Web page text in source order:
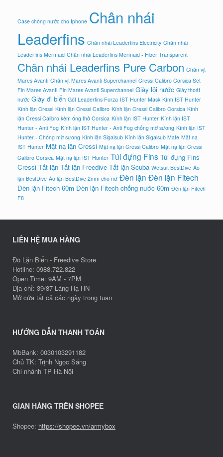
Case chống nước cho Iphone Chân nhái
Leaderfins Chân nhái Leaderfins Electricity Chân nhái
Leaderfins Mermaid Chân nhái Leaderfins Mermaid - Fiber Transparent
Chân nhái Leaderfins Pure Carbon Chân vịt
Mares Avanti Chân vịt Mares Avanti Superchannel Cressi Calibro Corsica Set
Fin Mares Avanti Fin Mares Avanti Superchannel Giày lội nước Giày thoát
nước Giày đi biển Gót Leaderfins Forza IST Hunter Mask Kính IST Hunter
Kính lặn Cressi Kính lặn Cressi Calibro Kính lặn Cressi Calibro Corsica Kính
lặn Cressi Calibro kèm ống thở Corsica Kính lặn IST Hunter Kính lặn IST
Hunter - Anti Fog Kính lặn IST Hunter - Anti Fog chống mờ sương Kính lặn IST
Hunter - Chống mờ sương Kính lặn Sigalsub Kính lặn Sigalsub Mate Mặt nạ
IST Hunter Mặt nạ lặn Cressi Mặt nạ lặn Cressi Calibro Mặt nạ lặn Cressi
Calibro Corsica Mặt nạ lặn IST Hunter Túi đựng Fins Túi đựng Fins
Cressi Tất lặn Tất lặn Freedive Tất lặn Scuba Wetsuit BestDive Áo
lặn BestDive Áo lặn BestDive 2mm cho nữ Đèn lặn Đèn lặn Fitech
Đèn lặn Fitech 60m Đèn lặn Fitech chống nước 60m Đèn lặn Fitech
F8
LIÊN HỆ MUA HÀNG
Đồ Lặn Biển - Freedive Store
Hotline: 0988.722.822
Open Time: 9AM - 7PM
Địa chỉ: 39/87 Láng Hạ HN
Mở cửa tất cả các ngày trong tuần
HƯỚNG DẪN THANH TOÁN
MbBank: 0030103291182
Chủ TK: Trịnh Ngọc Sáng
Chi nhánh TP Hà Nội
GIAN HÀNG TRÊN SHOPEE
Shopee: https://shopee.vn/armybox